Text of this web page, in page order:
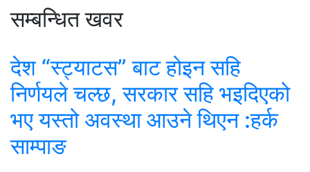
सम्बन्धित खवर
देश “स्ट्याटस” बाट होइन सहि
निर्णयले चल्छ, सरकार सहि भइदिएको
भए यस्तो अवस्था आउने थिएन :हर्क
साम्पाङ